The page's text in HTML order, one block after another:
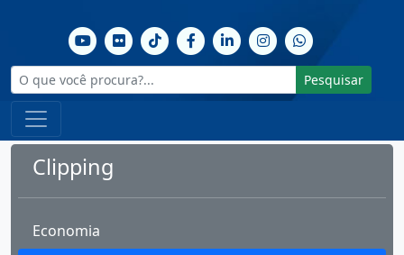
Pesquisar
Clipping
Economia